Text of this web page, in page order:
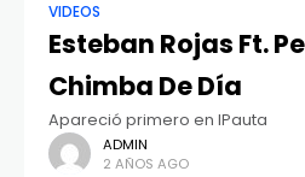
VIDEOS
Esteban Rojas Ft.
Chimba De Día
Apareció primero en IPauta
ADMIN
2 AÑOS AGO